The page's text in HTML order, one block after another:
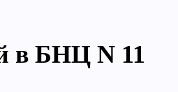
в БНЦ N 11